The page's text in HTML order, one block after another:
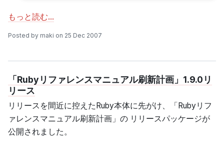
もっと読む…
Posted by maki on 25 Dec 2007
「Rubyリファレンスマニュアル刷新計画」1.9.0リ
リース
リリースを間近に控えたRuby本体に先がけ、「Rubyリフ
ァレンスマニュアル刷新計画」の リリースパッケージが
公開されました。